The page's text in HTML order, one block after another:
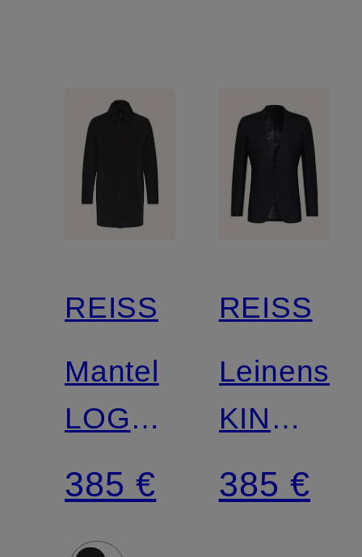
REISS
Mantel
LOGAN
mit
herausnehmbarer
385 €
REISS
KIN
Slim Fit
385 €